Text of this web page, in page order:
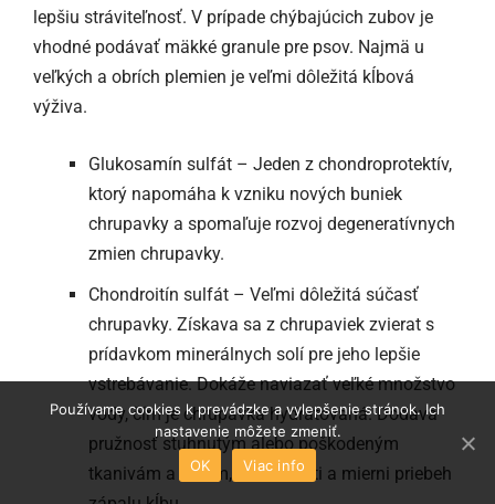
lepšiu stráviteľnosť. V prípade chýbajúcich zubov je
vhodné podávať mäkké granule pre psov. Najmä u
veľkých a obrích plemien je veľmi dôležitá kĺbová
výživa.
Glukosamín sulfát – Jeden z chondroprotektív,
ktorý napomáha k vzniku nových buniek
chrupavky a spomaľuje rozvoj degeneratívnych
zmien chrupavky.
Chondroitín sulfát – Veľmi dôležitá súčasť
chrupavky. Získava sa z chrupaviek zvierat s
prídavkom minerálnych solí pre jeho lepšie
vstrebávanie. Dokáže naviazať veľké množstvo
vody, čím je chrupavka hydratovaná. Dodáva
pružnosť stuhnutým alebo poškodeným
tkanivám a kĺbom, tlmí bolesti a mierni priebeh
Používame cookies k prevádzke a vylepšenie stránok. Ich
nastavenie môžete zmeniť.
OK
Viac info